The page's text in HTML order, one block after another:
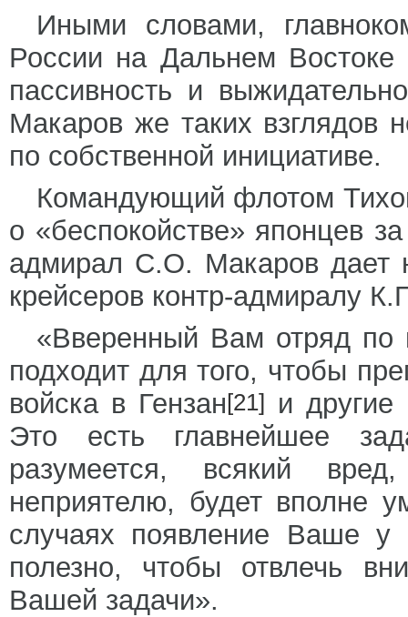
Иными словами,
России на Дальнем
пассивность и
Макаров же таких взглядов
по собственной инициативе.
Командующий флотом
о «беспокойстве» японцев
адмирал С.О. Макаров дает
крейсеров контр-адмиралу
«Вверенный Вам отряд по
подходит для того, чтобы
войска в Гензан[21] и
Это есть главнейшее
разумеется, всякий
неприятелю, будет вполне
случаях появление Ваше
полезно, чтобы отвлечь
Вашей задачи».